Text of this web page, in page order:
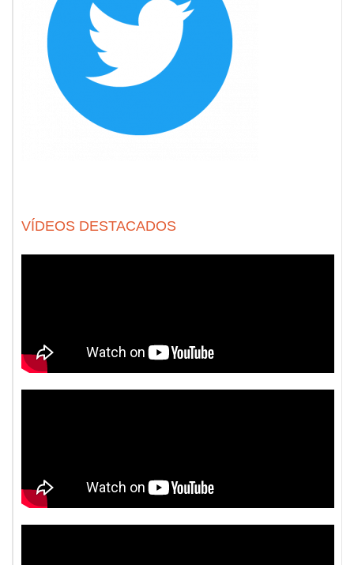
VÍDEOS DESTACADOS